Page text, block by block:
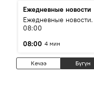
Ежедневные новости
Ежедневные
08:00
08:00 4 мин
Кечээ Бүгүн